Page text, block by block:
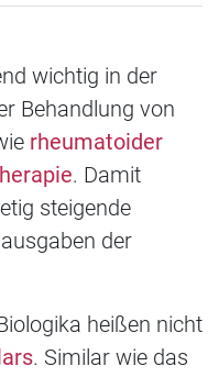
wichtig in der
Behandlung von
rheumatoider
. Damit
steigende
der
heißen nicht
. Similar wie das